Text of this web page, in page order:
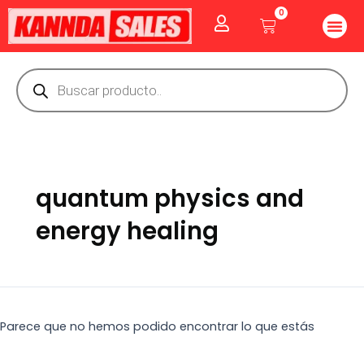
contenido
0
Cart
Búsqueda
de
productos
quantum physics and
energy healing
Parece que no hemos podido encontrar lo que estás
Buscar
por: